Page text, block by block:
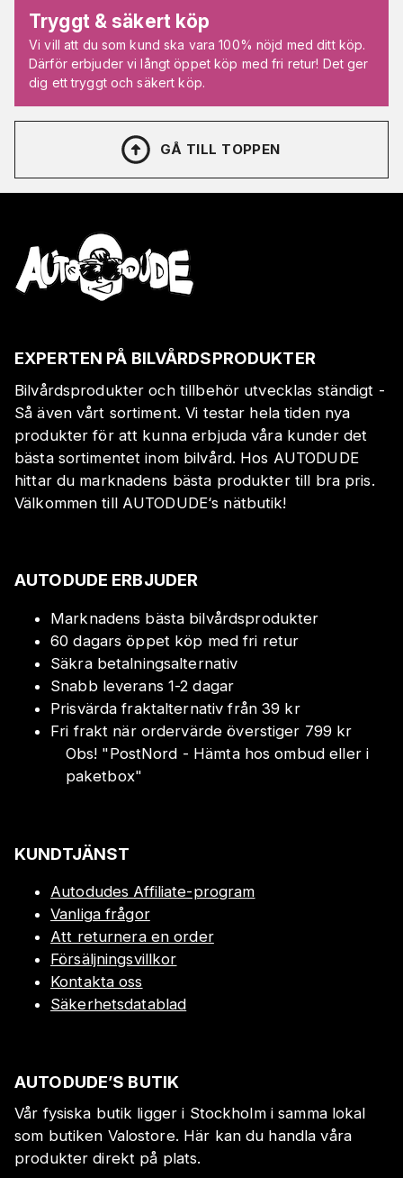
Tryggt & säkert köp
Vi vill att du som kund ska vara 100% nöjd med ditt köp.
Därför erbjuder vi långt öppet köp med fri retur! Det ger
dig ett tryggt och säkert köp.
GÅ TILL TOPPEN
EXPERTEN PÅ BILVÅRDSPRODUKTER
Bilvårdsprodukter och tillbehör utvecklas ständigt -
Så även vårt sortiment. Vi testar hela tiden nya
produkter för att kunna erbjuda våra kunder det
bästa sortimentet inom bilvård. Hos AUTODUDE
hittar du marknadens bästa produkter till bra pris.
Välkommen till AUTODUDE‘s nätbutik!
AUTODUDE ERBJUDER
Marknadens bästa bilvårdsprodukter
60 dagars öppet köp med fri retur
Säkra betalningsalternativ
Snabb leverans 1-2 dagar
Prisvärda fraktalternativ från 39 kr
Fri frakt när ordervärde överstiger 799 kr
Obs! "PostNord - Hämta hos ombud eller i
paketbox"
KUNDTJÄNST
Autodudes Affiliate-program
Vanliga frågor
Att returnera en order
Försäljningsvillkor
Kontakta oss
Säkerhetsdatablad
AUTODUDE’S BUTIK
Vår fysiska butik ligger i Stockholm i samma lokal
som butiken Valostore. Här kan du handla våra
produkter direkt på plats.